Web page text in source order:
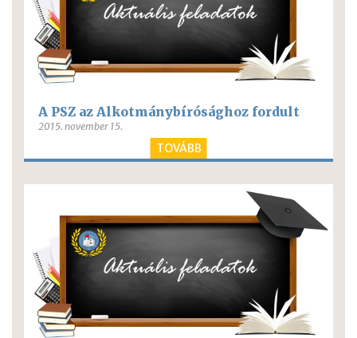
A PSZ az Alkotmánybírósághoz fordult
2015. november 15.
TOVÁBB